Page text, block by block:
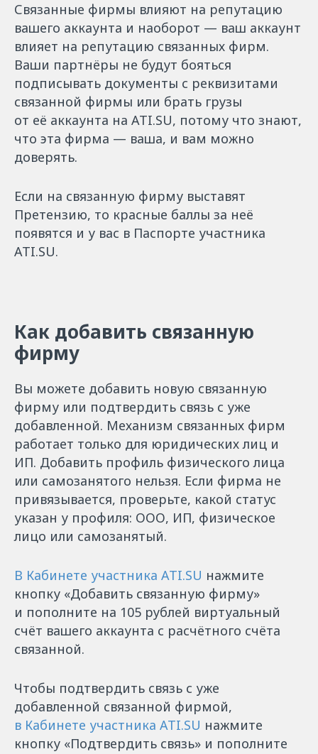
Связанные фирмы влияют на репутацию
вашего аккаунта и наоборот — ваш аккаунт
влияет на репутацию связанных фирм.
Ваши партнёры не будут бояться
подписывать документы с реквизитами
связанной фирмы или брать грузы
от её аккаунта на ATI.SU, потому что знают,
что эта фирма — ваша, и вам можно
доверять.
Если на связанную фирму выставят
Претензию, то красные баллы за неё
появятся и у вас в Паспорте участника
ATI.SU.
Как добавить связанную
фирму
Вы можете добавить новую связанную
фирму или подтвердить связь с уже
добавленной. Механизм связанных фирм
работает только для юридических лиц и
ИП. Добавить профиль физического лица
или самозанятого нельзя. Если фирма не
привязывается, проверьте, какой статус
указан у профиля: ООО, ИП, физическое
лицо или самозанятый.
В Кабинете участника ATI.SU нажмите
кнопку «Добавить связанную фирму»
и пополните на 105 рублей виртуальный
счёт вашего аккаунта с расчётного счёта
связанной.
Чтобы подтвердить связь с уже
добавленной связанной фирмой,
в Кабинете участника ATI.SU нажмите
кнопку «Подтвердить связь» и пополните